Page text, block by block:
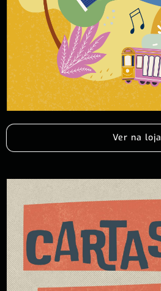
Ver na loja